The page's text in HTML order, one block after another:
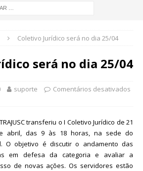
Coletivo Jurídico será no dia 25/04
será no dia 25/04
suporte Comentários desativados
transferiu o I Coletivo Jurídico de 21
abril, das 9 às 18 horas, na sede do
O objetivo é discutir o andamento das
em defesa da categoria e avaliar a
de novas ações. Os servidores estão